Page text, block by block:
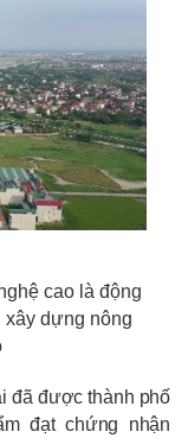
cao là động
xây dựng nông
đã được thành phố
đạt chứng nhận